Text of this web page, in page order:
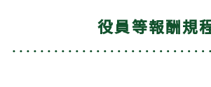
役員等報酬規